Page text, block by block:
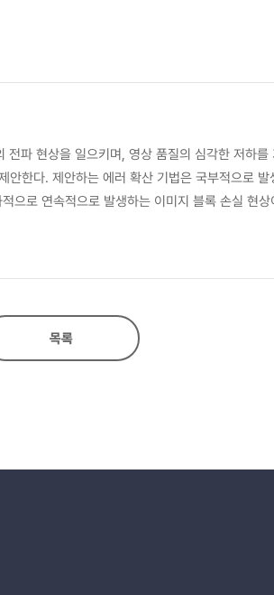
파 현상을 일으키며, 영상 품질의 심각한 저하
한다. 제안하는 에러 확산 기법은 국부적으로
연속적으로 발생하는 이미지 블록 손실 현상
있다.
목록